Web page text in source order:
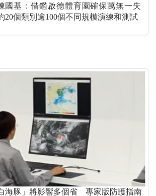
國基：借鑑啟德體育園確保萬無一失
20個類別逾100個不同規模演練和測試
海豚」將影響多個省 專家版防護指南